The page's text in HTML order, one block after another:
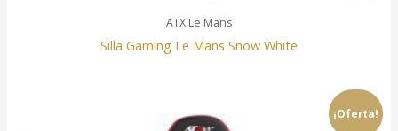
ATX Le Mans
Silla Gaming Le Mans Snow White
¡Oferta!